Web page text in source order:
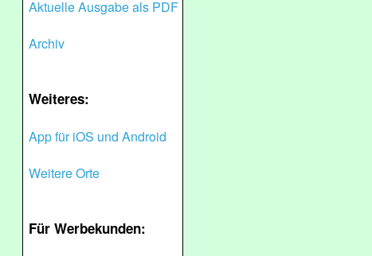
Aktuelle Ausgabe als PDF
Archiv
Weiteres:
App für iOS und Android
Weitere Orte
Für Werbekunden: